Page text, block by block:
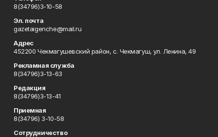
8(34796)3-10-58
Эл. почта
gazetaigenche@mail.ru
Адрес
452200 Чекмагушевский район, с. Чекмагуш, ул. Ленина, 49
Рекламная служба
8(34796)3-13-63
Редакция
8(34796)3-13-41
Приемная
8(34796) 3-10-58
Сотрудничество